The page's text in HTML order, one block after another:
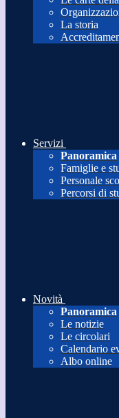
La storia
Servizi
Panoramica
Famiglie e
Personale
Percorsi di
Novità
Panoramica
Le notizie
Le circolari
Calendario
Albo online